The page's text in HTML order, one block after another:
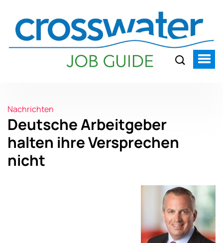
Nachrichten
Deutsche Arbeitgeber
halten ihre Versprechen
nicht